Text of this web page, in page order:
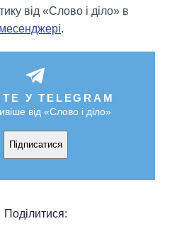
від «Слово і діло» в
.
У TELEGRAM
від «Слово і діло»
Підписатися
Поділитися: